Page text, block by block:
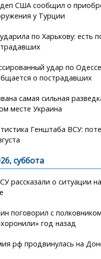
США сообщил о
у Турции
по Харькову: есть
удар по
о пострадавших
самая сильная
месте Украина
Генштаба ВСУ:
суббота
рассказали о ситуации
поговорил с
год назад
рф продвинулась на